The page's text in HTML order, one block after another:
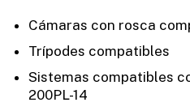
Cámaras con rosca
Trípodes compatibles
Sistemas compatibles
200PL-14